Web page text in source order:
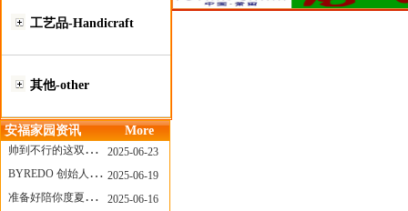
工艺品-Handicraft
其他-other
安福家园资讯 More
帅到不行的这双跑鞋，其实藏着Nike第一位签约跑者的故事
2025-06-23
BYREDO 创始人离任，也带走了那份灵魂感
2025-06-19
准备好陪你度夏，nanamica x Suicoke 新联名来了
2025-06-16